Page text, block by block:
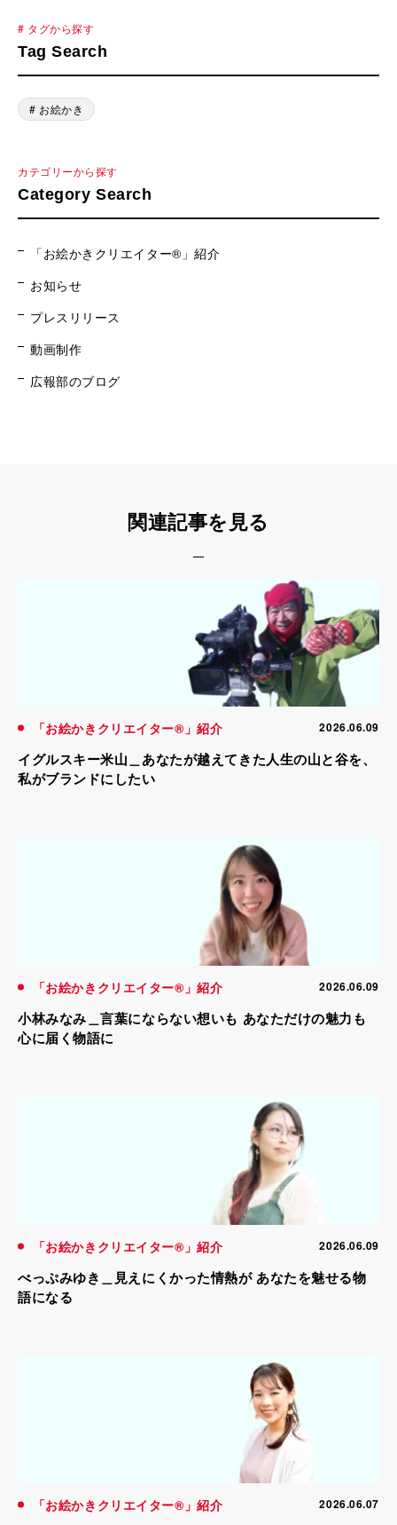
# タグから探す
Tag Search
# お絵かき
カテゴリーから探す
Category Search
「お絵かきクリエイター®」紹介
お知らせ
プレスリリース
動画制作
広報部のブログ
関連記事を見る
「お絵かきクリエイター®」紹介 2026.06.09
イグルスキー米山＿あなたが越えてきた人生の山と谷を、
私がブランドにしたい
「お絵かきクリエイター®」紹介 2026.06.09
小林みなみ＿言葉にならない想いも あなただけの魅力も
心に届く物語に
「お絵かきクリエイター®」紹介 2026.06.09
べっぷみゆき＿見えにくかった情熱が あなたを魅せる物
語になる
「お絵かきクリエイター®」紹介 2026.06.07